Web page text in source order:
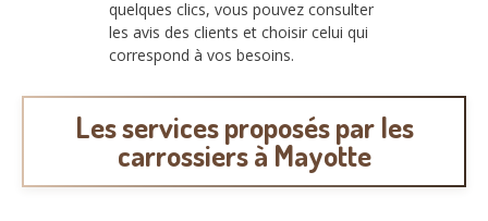
quelques clics, vous pouvez consulter
les avis des clients et choisir celui qui
correspond à vos besoins.
Les services proposés par les
carrossiers à Mayotte